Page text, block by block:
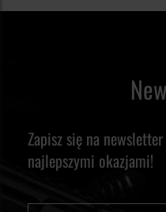
Zapisz się na
najlepszymi okazjami!